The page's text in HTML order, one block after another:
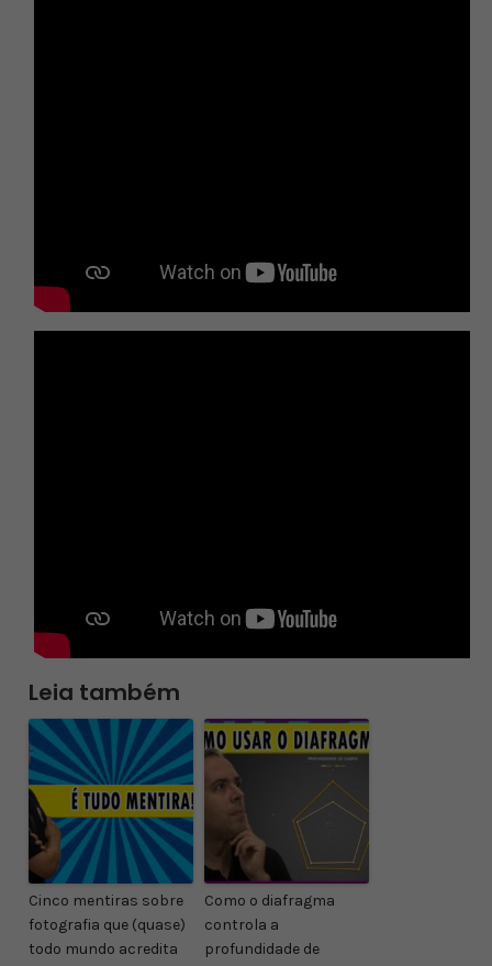
Leia também
Cinco mentiras sobre
fotografia que (quase)
todo mundo acredita
Como o diafragma
controla a
profundidade de